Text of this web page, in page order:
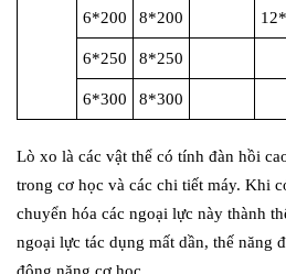
6*200 8*200
6*250 8*250
6*300 8*300
Lò xo là các vật thể có tính đàn hồi
trong cơ học và các chi tiết máy. Khi
chuyển hóa các ngoại lực này thành
ngoại lực tác dụng mất dần, thế năng
động năng cơ học.